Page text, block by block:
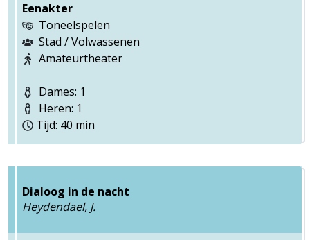
Eenakter
Toneelspelen
Stad / Volwassenen
Amateurtheater
Dames: 1
Heren: 1
Tijd: 40 min
Dialoog in de nacht
Heydendael, J.